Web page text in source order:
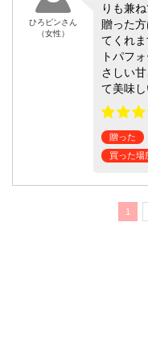
ひろピンさん
（女性）
りも兼
贈った
てくれ
トパフ
さしい
て美味
贈った
買った場
1